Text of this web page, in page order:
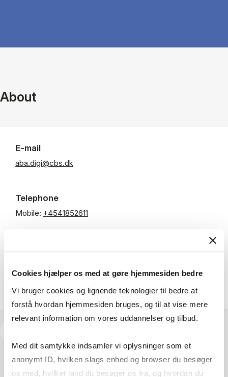
Cookies hjælper os med at gøre hjemmesiden bedre
Vi bruger cookies og lignende teknologier til bedre at
forstå hvordan hjemmesiden bruges, og til at vise mere
relevant information om vores uddannelser og tilbud.
Med dit samtykke indsamler vi oplysninger som et
anonymt ID, hvilken slags enhed og browser du besøger
os med, hvilket land du besøger os fra, og hvordan du
About
E-mail
aba.digi@cbs.dk
Telephone
Mobile: +4541852611
Room: HOW/60-3.18